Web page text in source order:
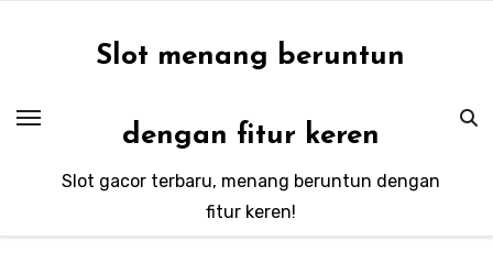
Slot menang beruntun
dengan fitur keren
Slot gacor terbaru, menang beruntun dengan
fitur keren!